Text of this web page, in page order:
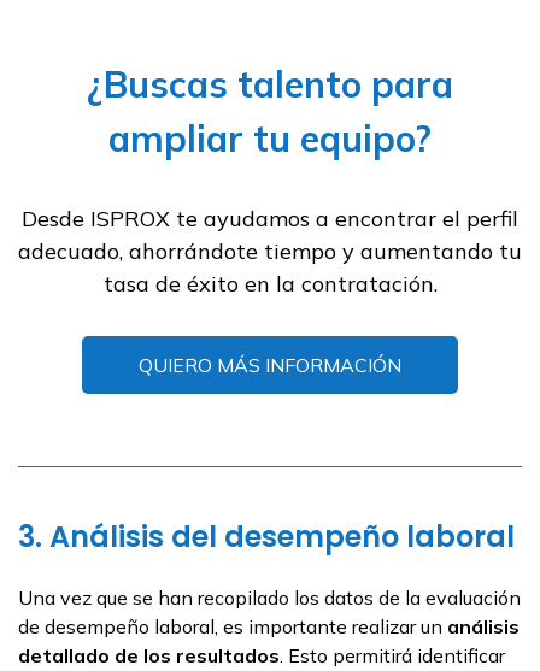
¿Buscas talento para
ampliar tu equipo?
Desde ISPROX te ayudamos a encontrar el perfil
adecuado, ahorrándote tiempo y aumentando tu
tasa de éxito en la contratación.
QUIERO MÁS INFORMACIÓN
3. Análisis del desempeño laboral
Una vez que se han recopilado los datos de la evaluación
de desempeño laboral, es importante realizar un análisis
detallado de los resultados. Esto permitirá identificar